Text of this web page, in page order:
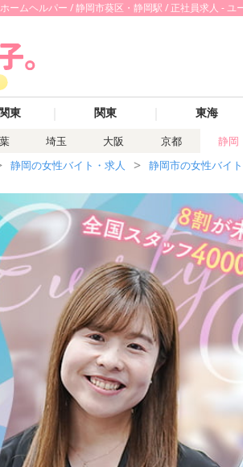
ームヘルパー / 静岡市葵区・静岡駅 / 正社員求人 - ユ
東 関東 東海
埼玉 大阪 京都 静岡
静岡の女性バイト・求人 静岡市の女性バイ